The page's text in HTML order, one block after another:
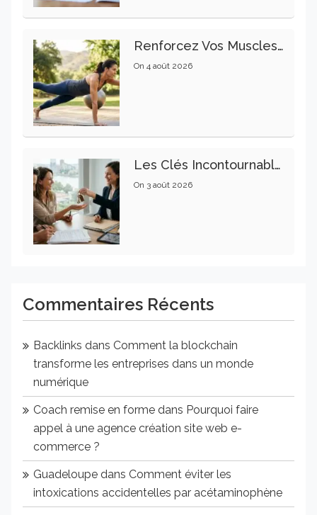
Renforcez Vos Muscles Profonds Pour Apaiser Votre Mal De Dos
On 4 août 2026
Les Clés Incontournables Pour Réussir Vos Transactions Immobilières
On 3 août 2026
Commentaires Récents
Backlinks dans Comment la blockchain
transforme les entreprises dans un monde
numérique
Coach remise en forme dans Pourquoi faire
appel à une agence création site web e-
commerce ?
Guadeloupe dans Comment éviter les
intoxications accidentelles par acétaminophène